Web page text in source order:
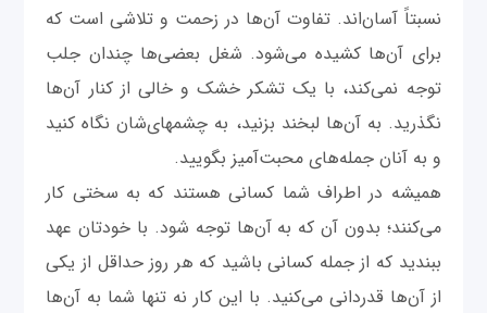
نسبتاً آسان‌اند. تفاوت آن‌ها در زحمت و تلاشی است که
برای آن‌ها کشیده می‌شود. شغل‌ بعضی‌ها چندان جلب
توجه نمی‌کند، با یک تشکر خشک و خالی از کنار آن‌ها
نگذرید. به آن‌ها لبخند بزنید، به چشمهای‌شان نگاه کنید
و به آنان جمله‌های محبت‌آمیز بگویید.‌
همیشه در اطراف شما کسانی هستند که به سختی کار
می‌کنند؛ بدون آن که به آن‌ها توجه شود. با خودتان عهد
ببندید که از جمله کسانی باشید که هر روز حداقل از یکی
از آن‌ها قدردانی می‌کنید. با این کار نه تنها شما به آن‌ها